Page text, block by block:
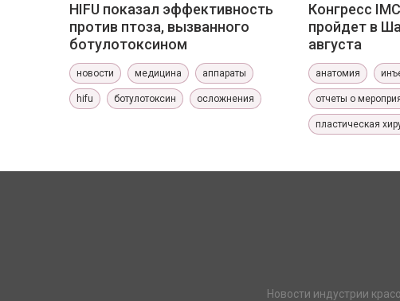
HIFU показал эффективность
против птоза, вызванного
ботулотоксином
новости медицина аппараты
hifu ботулотоксин осложнения
Конгресс
пройдет в
августа
анатомия
отчеты о
пластическая
Новости индустрии